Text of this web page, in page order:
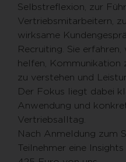
Selbstreflexion, zur
Vertriebsmitarbeitern,
wirksame
Recruiting. Sie
helfen, Kommunikation
zu verstehen und
Der Fokus liegt dabei
Anwendung und
Vertriebsalltag.
Nach Anmeldung zum
Teilnehmer eine